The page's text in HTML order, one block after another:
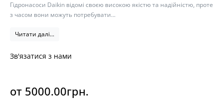
Гідронасоси Daikin відомі своєю високою якістю та надійністю, проте
з часом вони можуть потребувати...
Читати далі...
Зв'язатися з нами
от 5000.00грн.